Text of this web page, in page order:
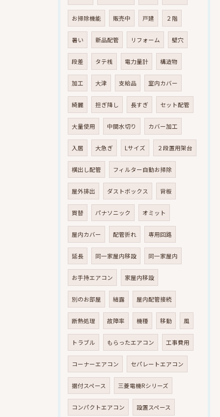
お掃除機能 販売中 戸建 ２階
暑い 新品配管 リフォーム 壁穴
段差 タテ桟 電力量計 構造物
加工 大津 支給品 室内カバー
綺麗 担ぎ降し 長すぎ セット配管
大量使用 中間水切り カバー加工
入居 大急ぎ Lサイズ ２段置用架台
横出し配管 フィルター自動お掃除
屋外排出 ダストボックス 背板
買替 パナソニック オミット
屋内カバー 配管折れ 専用回路
延長 同一家屋内移設 同一家屋内
お手持エアコン 家屋内移設
別のお部屋 結露 屋内配管接続
断熱処理 故障率 機種 移動 風
トラブル もらったエアコン 工事費用
コーナーエアコン セパレートエアコン
据付スペース 三菱電機Rシリーズ
コンパクトエアコン 設置スペース